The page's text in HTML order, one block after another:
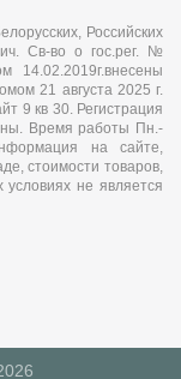
Российских
Св-во о гос.рег. №
14.02.2019г.внесены
21 августа 2025 г.
9 кв 30. Регистрация
Время работы Пн.-
на сайте,
стоимости товаров,
не является